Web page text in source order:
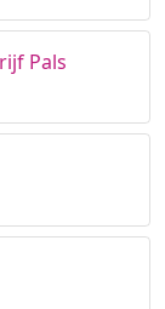
Pals